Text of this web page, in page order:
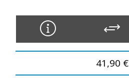
41,90 €